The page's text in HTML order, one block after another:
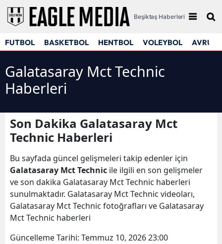
Beşiktaş Haberleri
FUTBOL BASKETBOL HENTBOL VOLEYBOL
Galatasaray Mct Technic
Haberleri
Son Dakika Galatasaray Mct
Technic Haberleri
Bu sayfada güncel gelişmeleri takip edenler için
Galatasaray Mct Technic ile ilgili en son gelişmeler
ve son dakika Galatasaray Mct Technic haberleri
sunulmaktadır. Galatasaray Mct Technic videoları,
Galatasaray Mct Technic fotoğrafları ve Galatasaray
Mct Technic haberleri
Güncelleme Tarihi: Temmuz 10, 2026 23:00